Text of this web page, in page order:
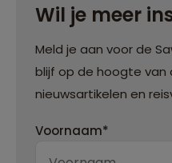
Wil je meer
Meld je aan voor de
blijf op de hoogte van
nieuwsartikelen en
Voornaam*